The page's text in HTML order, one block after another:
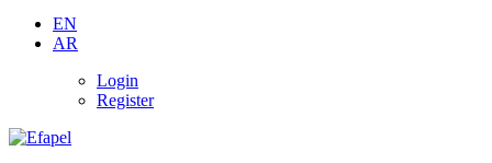
EN
AR
Login
Register